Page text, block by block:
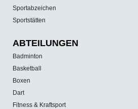
Sportabzeichen
Sportstätten
ABTEILUNGEN
Badminton
Basketball
Boxen
Dart
Fitness & Kraftsport